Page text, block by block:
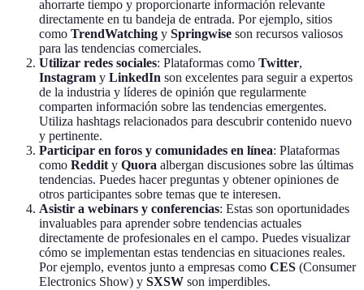
ahorrarte tiempo y proporcionarte información relevante
directamente en tu bandeja de entrada. Por ejemplo, sitios
como TrendWatching y Springwise son recursos valiosos
para las tendencias comerciales.
Utilizar redes sociales: Plataformas como Twitter,
Instagram y LinkedIn son excelentes para seguir a expertos
de la industria y líderes de opinión que regularmente
comparten información sobre las tendencias emergentes.
Utiliza hashtags relacionados para descubrir contenido nuevo
y pertinente.
Participar en foros y comunidades en línea: Plataformas
como Reddit y Quora albergan discusiones sobre las últimas
tendencias. Puedes hacer preguntas y obtener opiniones de
otros participantes sobre temas que te interesen.
Asistir a webinars y conferencias: Estas son oportunidades
invaluables para aprender sobre tendencias actuales
directamente de profesionales en el campo. Puedes visualizar
cómo se implementan estas tendencias en situaciones reales.
Por ejemplo, eventos junto a empresas como CES (Consumer
Electronics Show) y SXSW son imperdibles.